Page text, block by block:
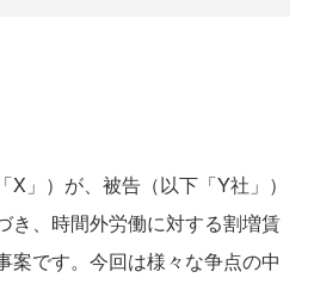
」）が、被告（以下「Y社」）
き、時間外労働に対する割増賃
案です。今回は様々な争点の中